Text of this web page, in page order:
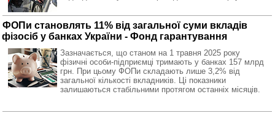
ФОПи становлять 11% від загальної суми вкладів
фізосіб у банках України - Фонд гарантування
Зазначається, що станом на 1 травня 2025 року
фізичні особи-підприємці тримають у банках 157 млрд
грн. При цьому ФОПи складають лише 3,2% від
загальної кількості вкладників. Ці показники
залишаються стабільними протягом останніх місяців.